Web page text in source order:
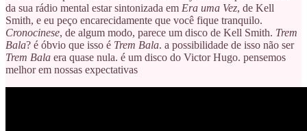
da sua rádio mental estar sintonizada em Era uma Vez, de Kell
Smith, e eu peço encarecidamente que você fique tranquilo.
Cronocinese, de algum modo, parece um disco de Kell Smith. Trem
Bala? é óbvio que isso é Trem Bala. a possibilidade de isso não ser
Trem Bala era quase nula. é um disco do Victor Hugo. pensemos
melhor em nossas expectativas